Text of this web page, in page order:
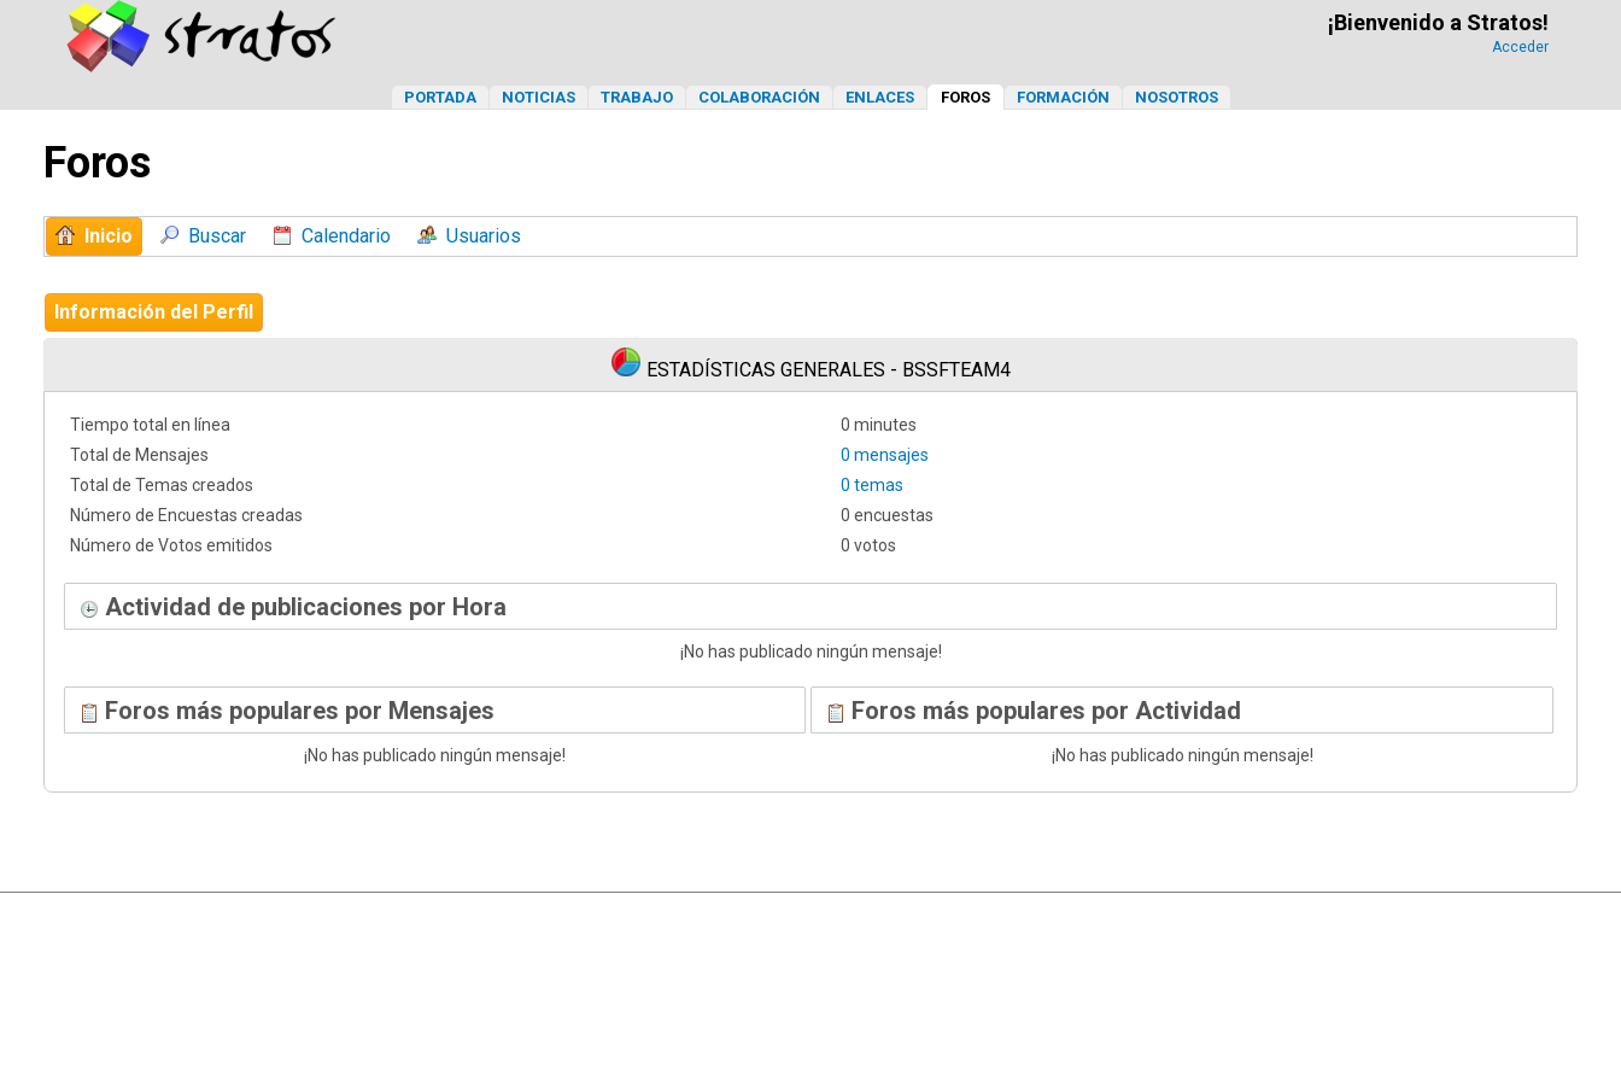
¡Bienvenido a Stratos!
Acceder
PORTADA NOTICIAS TRABAJO COLABORACIÓN ENLACES FOROS FORMACIÓN NOSOTROS
Foros
Inicio Buscar Calendario Usuarios
Información del Perfil
ESTADÍSTICAS GENERALES - BSSFTEAM4
Tiempo total en línea
0 minutes
Total de Mensajes
0 mensajes
Total de Temas creados
0 temas
Número de Encuestas creadas
0 encuestas
Número de Votos emitidos
0 votos
Actividad de publicaciones por Hora
¡No has publicado ningún mensaje!
Foros más populares por Mensajes
¡No has publicado ningún mensaje!
Foros más populares por Actividad
¡No has publicado ningún mensaje!